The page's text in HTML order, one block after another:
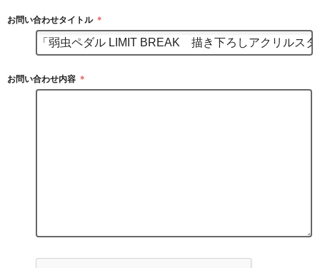
お問い合わせタイトル ＊
お問い合わせ内容 ＊